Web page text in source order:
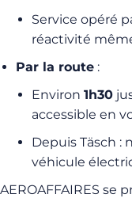
Service opéré
réactivité
Par la route :
Environ 1h30
accessible en
Depuis Täsch :
véhicule
AEROAFFAIRES se